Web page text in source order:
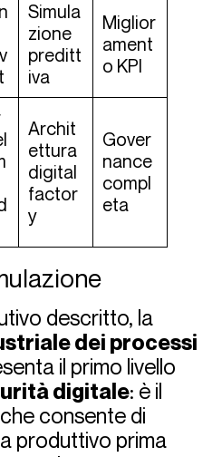
Simula
zione
preditt
iva
Miglior
ament
o KPI
Archit
ettura
digital
factor
y
Gover
nance
compl
eta
descritto, la
dei processi
il primo livello
digitale: è il
consente di
produttivo prima